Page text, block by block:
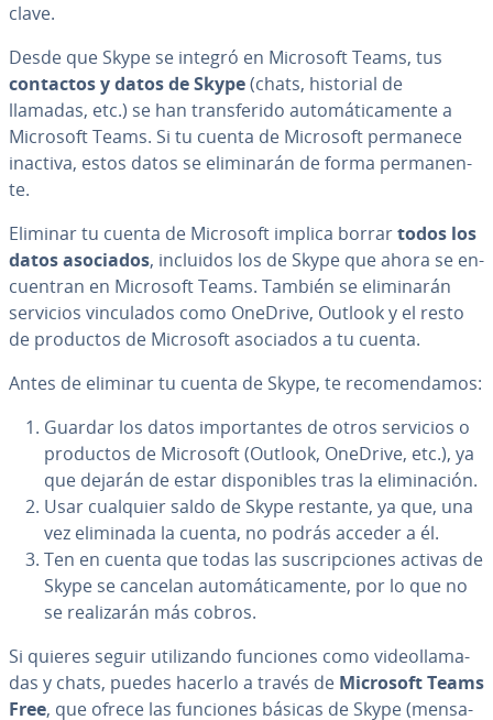
clave.
Desde que Skype se integró en Microsoft Teams, tus
contactos y datos de Skype(chats, historial de
llamadas, etc.) se han tra­n­s­fe­ri­do au­to­má­ti­ca­me­n­te a
Microsoft Teams. Si tu cuenta de Microsoft permanece
inactiva, estos datos se eli­mi­na­rán de forma pe­r­ma­ne­n­
te.
Eliminar tu cuenta de Microsoft implica borrartodos los
datos asociados, incluidos los de Skype que ahora se en­
cue­n­tran en Microsoft Teams. También se eli­mi­na­rán
servicios vi­n­cu­la­dos como OneDrive, Outlook y el resto
de productos de Microsoft asociados a tu cuenta.
Antes de eliminar tu cuenta de Skype, te re­co­me­n­da­mos:
Guardar los datos im­po­r­ta­n­tes de otros servicios o
productos de Microsoft (Outlook, OneDrive, etc.), ya
que dejarán de estar di­s­po­ni­bles tras la eli­mi­na­ción.
Usar cualquier saldo de Skype restante, ya que, una
vez eliminada la cuenta, no podrás acceder a él.
Ten en cuenta que todas las su­s­cri­p­cio­nes activas de
Skype se cancelan au­to­má­ti­ca­me­n­te, por lo que no
se rea­li­za­rán más cobros.
Si quieres seguir uti­li­za­n­do funciones como vi­deo­lla­ma­
das y chats, puedes hacerlo a través de Microsoft Teams
Free, que ofrece las funciones básicas de Skype (me­n­sa­